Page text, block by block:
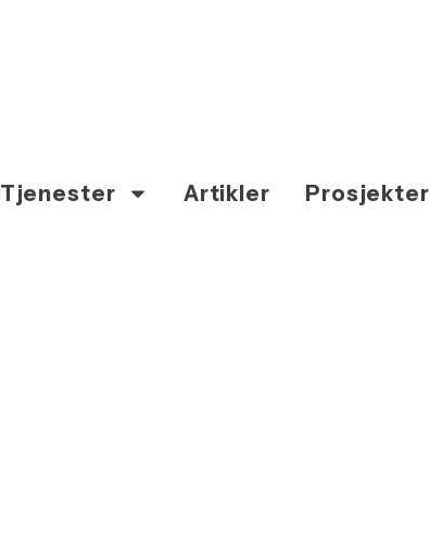
Tjenester Artikler Prosjekter